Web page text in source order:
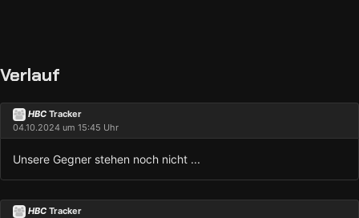
Verlauf
HBC Tracker
04.10.2024 um 15:45 Uhr
Unsere Gegner stehen noch nicht ...
HBC Tracker